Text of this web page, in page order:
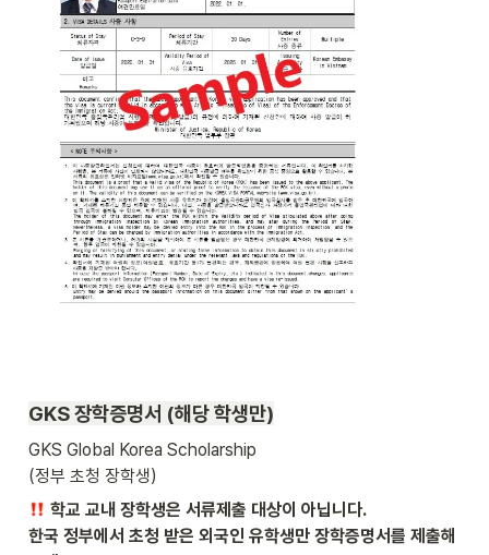
GKS 장학증명서 (해당 학생만)
GKS Global Korea Scholarship
(정부 초청 장학생)
학교 교내 장학생은 서류제출 대상이 아닙니다.
한국 정부에서 초청 받은 외국인 유학생만 장학증명서를 제출해